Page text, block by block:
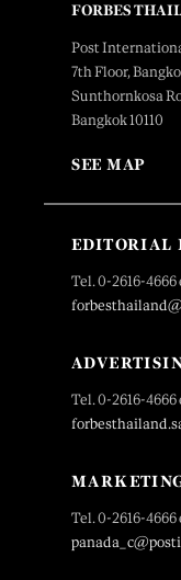
FORBES
Post
7th Floor,
Sunthornkosa
Bangkok 10110
SEE MAP
EDITORIAL
Tel. 0-2616-4666
Tel. 0-2616-4666
Tel. 0-2616-4666